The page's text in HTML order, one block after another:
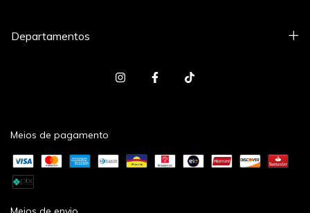
Departamentos
Meios de pagamento